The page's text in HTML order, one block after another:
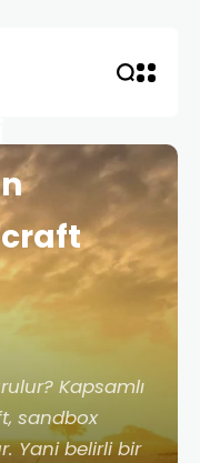
Kapsamlı
sandbox
Yani belirli bir